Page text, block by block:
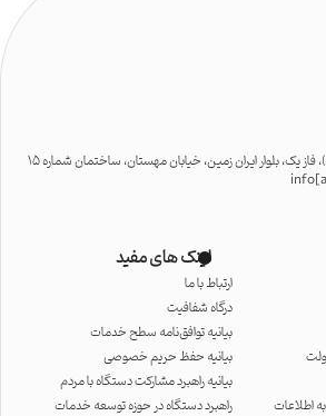
یک، بلوار ایران زمین، خیابان مهستان، ساختمان شماره 15
اطلاعات
لینک های مفید
ارتباط با ما
درگاه شفافیت
بیانیه توافق‌نامه سطح خدمات
بیانیه حفظ حریم خصوصی
بیانیه راهبرد مشارکت دستگاه با مردم
راهبرد دستگاه در حوزه توسعه خدمات